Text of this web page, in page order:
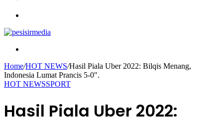
Home/HOT NEWS/Hasil Piala Uber 2022: Bilqis Menang,
Indonesia Lumat Prancis 5-0″.
HOT NEWSSPORT
Hasil Piala Uber 2022: